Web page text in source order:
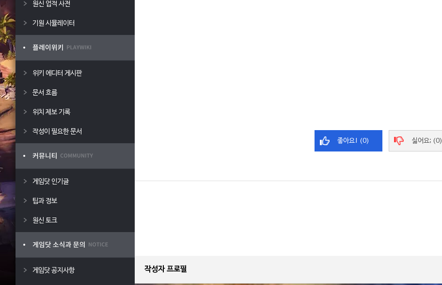
원신 업적 사전
기원 시뮬레이터
위키 에디터 게시판
문서 흐름
위치 제보 기록
작성이 필요한 문서
게임닷 인기글
팁과 정보
원신 토크
게임닷 공지사항
좋아요! (0) 싫어요; (0)
작성자 프로필